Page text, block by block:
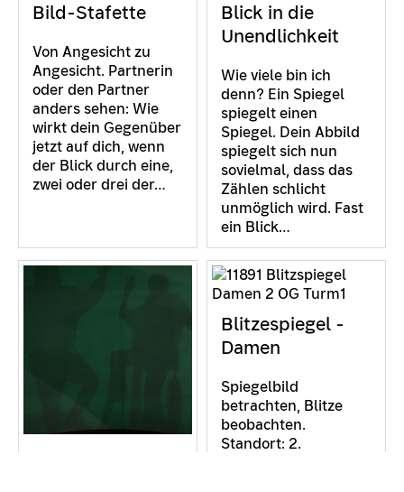
Bild-Stafette
Von Angesicht zu
Angesicht. Partnerin
oder den Partner
anders sehen: Wie
wirkt dein Gegenüber
jetzt auf dich, wenn
der Blick durch eine,
zwei oder drei der…
Blick in die
Unendlichkeit
Wie viele bin ich
denn? Ein Spiegel
spiegelt einen
Spiegel. Dein Abbild
spiegelt sich nun
sovielmal, dass das
Zählen schlicht
unmöglich wird. Fast
ein Blick…
Blitzespiegel -
Damen
Spiegelbild
betrachten, Blitze
beobachten.
Standort: 2.